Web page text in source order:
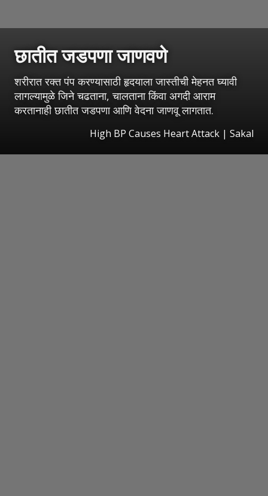
छातीत जडपणा जाणवणे
शरीरात रक्त पंप करण्यासाठी हृदयाला जास्तीची मेहनत घ्यावी
लागल्यामुळे जिने चढताना, चालताना किंवा अगदी आराम
करतानाही छातीत जडपणा आणि वेदना जाणवू लागतात.
High BP Causes Heart Attack | Sakal